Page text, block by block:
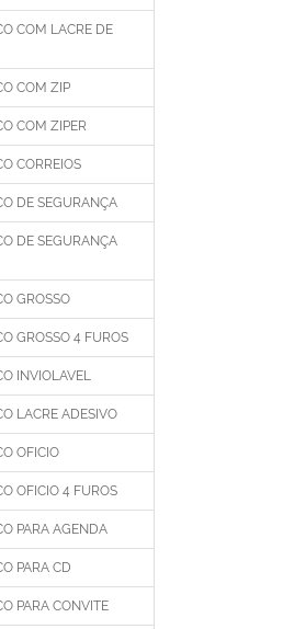
COM LACRE DE
COM ZIP
COM ZIPER
CORREIOS
DE SEGURANÇA
DE SEGURANÇA
GROSSO
GROSSO 4 FUROS
INVIOLAVEL
LACRE ADESIVO
OFICIO
OFICIO 4 FUROS
PARA AGENDA
PARA CD
PARA CONVITE